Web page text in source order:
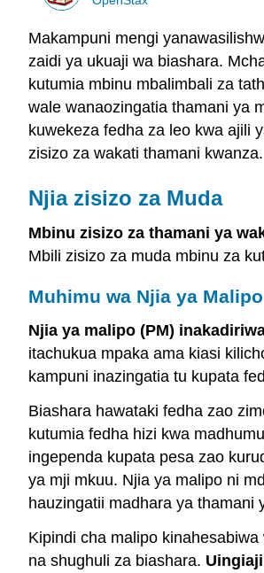
Makampuni mengi
zaidi ya ukuaji wa biashara.
kutumia mbinu mbalimbali za
wale wanaozingatia thamani ya
kuwekeza fedha za leo kwa ajili
zisizo za wakati thamani kwanza.
Njia zisizo za Muda
Mbinu zisizo za thamani ya
Mbili zisizo za muda mbinu za
Muhimu wa Njia ya Malipo
Njia ya malipo (PM)
itachukua mpaka ama kiasi
kampuni inazingatia tu kupata
Biashara hawataki fedha zao
kutumia fedha hizi kwa
ingependa kupata pesa zao
ya mji mkuu. Njia ya malipo ni
hauzingatii madhara ya thamani
Kipindi cha malipo
na shughuli za biashara.